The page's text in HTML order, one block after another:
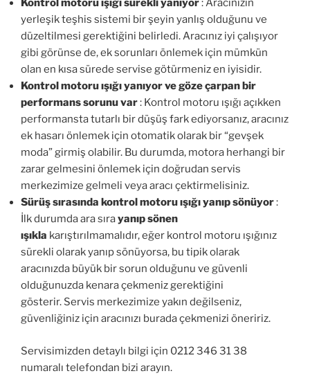
Kontrol motoru ışığı sürekli yanıyor: Aracınızın
yerleşik teşhis sistemi bir şeyin yanlış olduğunu ve
düzeltilmesi gerektiğini belirledi. Aracınız iyi çalışıyor
gibi görünse de, ek sorunları önlemek için mümkün
olan en kısa sürede servise götürmeniz en iyisidir.
Kontrol motoru ışığı yanıyor ve göze çarpan bir
performans sorunu var: Kontrol motoru ışığı açıkken
performansta tutarlı bir düşüş fark ediyorsanız, aracınız
ek hasarı önlemek için otomatik olarak bir “gevşek
moda” girmiş olabilir. Bu durumda, motora herhangi bir
zarar gelmesini önlemek için doğrudan servis
merkezimize gelmeli veya aracı çektirmelisiniz.
Sürüş sırasında kontrol motoru ışığı yanıp sönüyor:
İlk durumda ara sırayanıp sönen
ışıkla karıştırılmamalıdır, eğer kontrol motoru ışığınız
sürekli olarak yanıp sönüyorsa, bu tipik olarak
aracınızda büyük bir sorun olduğunu ve güvenli
olduğunuzda kenara çekmeniz gerektiğini
gösterir. Servis merkezimize yakın değilseniz,
güvenliğiniz için aracınızı burada çekmenizi öneririz.
Servisimizden detaylı bilgi için 0212 346 31 38
numaralı telefondan bizi arayın.